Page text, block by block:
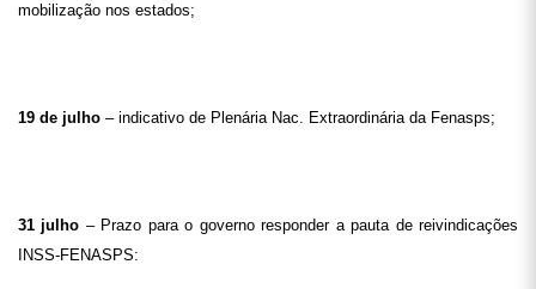
mobilização nos estados;
19 de julho – indicativo de Plenária Nac. Extraordinária da Fenasps;
31 julho – Prazo para o governo responder a pauta de reivindicações
INSS-FENASPS: